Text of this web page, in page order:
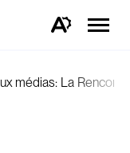
Ouvrez
d'accessibilité.
la
médias: La